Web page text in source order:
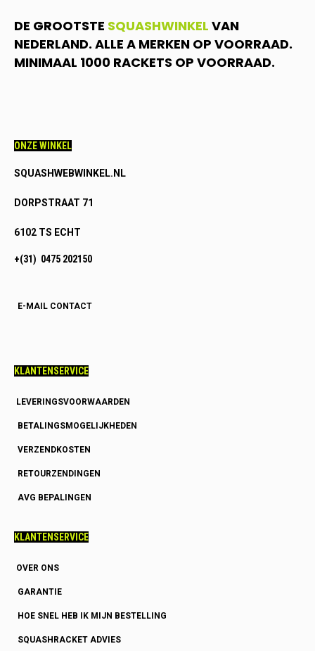
DE GROOTSTE SQUASHWINKEL VAN
NEDERLAND. ALLE A MERKEN OP VOORRAAD.
MINIMAAL 1000 RACKETS OP VOORRAAD.
ONZE WINKEL
SQUASHWEBWINKEL.NL
DORPSTRAAT 71
6102 TS ECHT
+(31) 0475 202150
E-MAIL CONTACT
KLANTENSERVICE
LEVERINGSVOORWAARDEN
BETALINGSMOGELIJKHEDEN
VERZENDKOSTEN
RETOURZENDINGEN
AVG BEPALINGEN
KLANTENSERVICE
OVER ONS
GARANTIE
HOE SNEL HEB IK MIJN BESTELLING
SQUASHRACKET ADVIES